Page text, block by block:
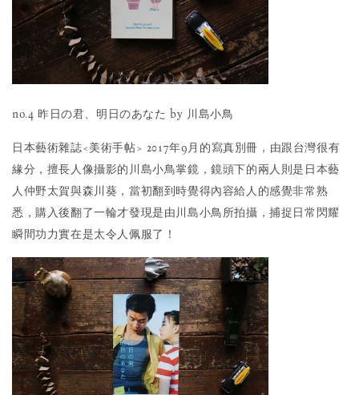
no.4 昨日の君、明日のあなた by 川島小鳥
日本藝術雜誌<美術手帖> 2017年9月的寫真別冊，由跟台灣很有
緣分，擅長人像攝影的川島小鳥掌鏡，鏡頭下的兩人則是日本藝
人仲野太賀與森川葵，當初翻到時覺得內容給人的感覺非常熟
悉，購入後翻了一輪才發現是由川島小鳥所拍攝，捕捉日常閃耀
瞬間功力實在是太令人佩服了！